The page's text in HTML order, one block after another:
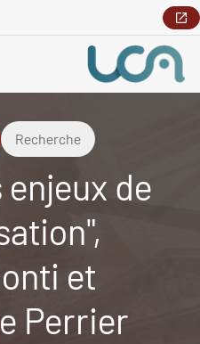
Recherche
enjeux de
et
Perrier